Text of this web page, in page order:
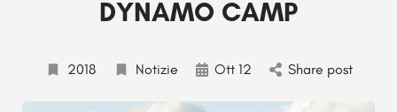
DYNAMO CAMP
2018 Notizie Ott 12 Share post